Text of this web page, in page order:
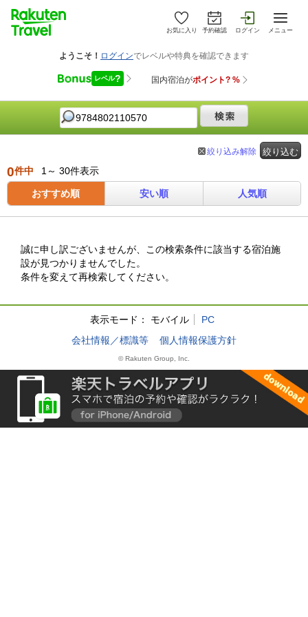
お気に入り 予約確認 ログイン メニュー
絞り込む
絞り込み解除
0件中 1～ 30件表示
おすすめ順 安い順 人気順
誠に申し訳ございませんが、この検索条件に該当する宿泊施
設が見つかりませんでした。
条件を変えて再検索してください。
表示モード： モバイル
PC
会社情報／標識等
個人情報保護方針
© Rakuten Group, Inc.